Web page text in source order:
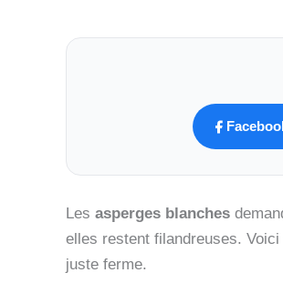
Les asperges blanches
elles restent filandreuses.
juste ferme.